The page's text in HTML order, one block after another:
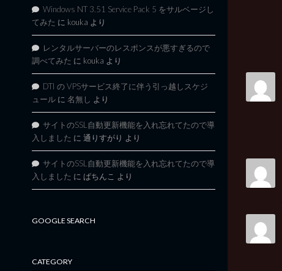
Windows NT 3.51 Service Pack 5 をサルベージし
てみた に kouka より
レンタルサーバーのレスポンスが悪すぎるので
調べてみた に kouka より
DTI の VPSサービス終了に伴う引っ越しスケジ
ュール に 名無し より
サイトのSSL自動更新機能を入れ忘れてたので導
入しました に 通りすがり より
サイトのSSL自動更新機能を入れ忘れてたので導
入しました に ぱちんこ より
GOOGLE SEARCH
CATEGORY